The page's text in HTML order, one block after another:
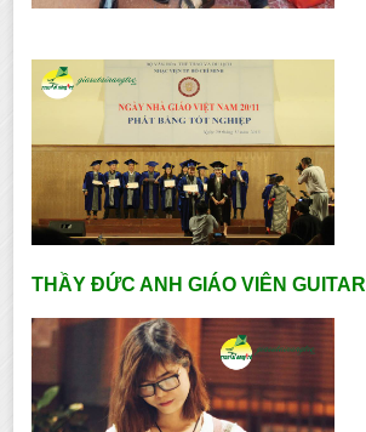
THẦY ĐỨC ANH GIÁO VIÊN GUITAR